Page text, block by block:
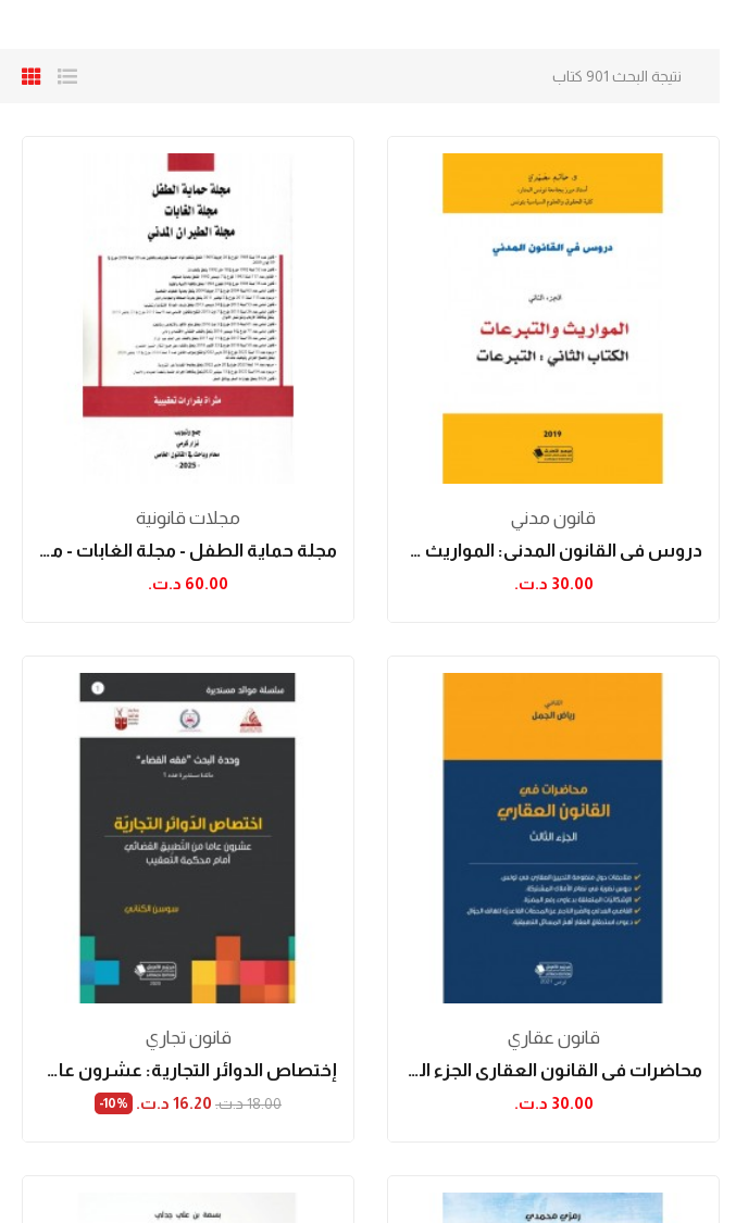
نتيجة البحث 901 كتاب
قانون مدني
دروس في القانون المدني: المواريث والتبرعات...
30.00 د.ت.‏
مجلات قانونیة
مجلة حماية الطفل - مجلة الغابات - مجلة الطيران...
60.00 د.ت.‏
قانون عقاري
محاضرات في القانون العقاري الجزء الثالث
30.00 د.ت.‏
قانون تجاري
إختصاص الدوائر التجارية: عشرون عاما من التطبيق...
18.00 د.ت.‏ 16.20 د.ت.‏ ‎-10%